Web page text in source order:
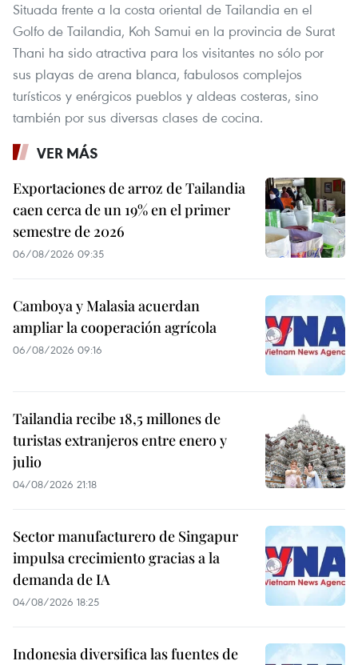
Situada frente a la costa oriental de Tailandia en el
Golfo de Tailandia, Koh Samui en la provincia de Surat
Thani ha sido atractiva para los visitantes no sólo por
sus playas de arena blanca, fabulosos complejos
turísticos y enérgicos pueblos y aldeas costeras, sino
también por sus diversas clases de cocina.
VER MÁS
Exportaciones de arroz de Tailandia
caen cerca de un 19% en el primer
semestre de 2026
06/08/2026 09:35
Camboya y Malasia acuerdan
ampliar la cooperación agrícola
06/08/2026 09:16
Tailandia recibe 18,5 millones de
turistas extranjeros entre enero y
julio
04/08/2026 21:18
Sector manufacturero de Singapur
impulsa crecimiento gracias a la
demanda de IA
04/08/2026 18:25
Indonesia diversifica las fuentes de